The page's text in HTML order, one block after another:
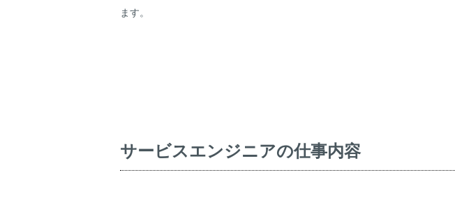
ます。
サービスエンジニアの仕事内容